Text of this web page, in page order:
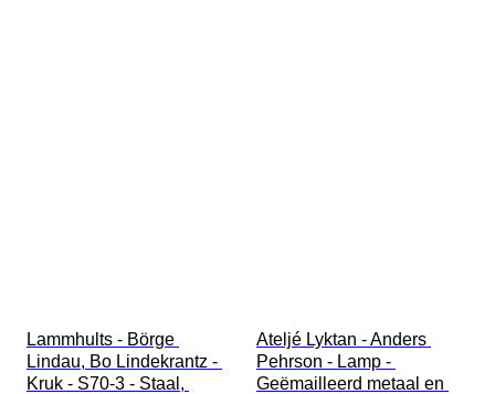
Lammhults - Börge
Lindau, Bo Lindekrantz -
Kruk - S70-3 - Staal,
Ateljé Lyktan - Anders
Pehrson - Lamp -
Geëmailleerd metaal en